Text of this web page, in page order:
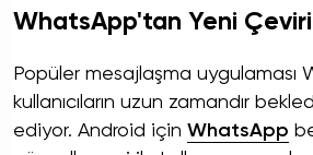
WhatsApp'tan Yeni
Popüler mesajlaşma uygulaması
kullanıcıların uzun zamandır
ediyor. Android için WhatsApp